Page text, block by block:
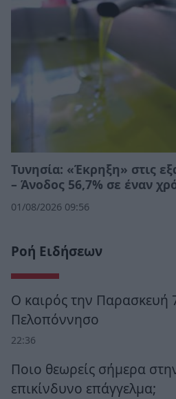
Τυνησία: «Έκρηξη» στις
– Άνοδος 56,7% σε έναν
01/08/2026 09:56
Ροή Ειδήσεων
Ο καιρός την Παρασκευή
Πελοπόννησο
22:36
Ποιο θεωρείς σήμερα
επικίνδυνο επάγγελμα;